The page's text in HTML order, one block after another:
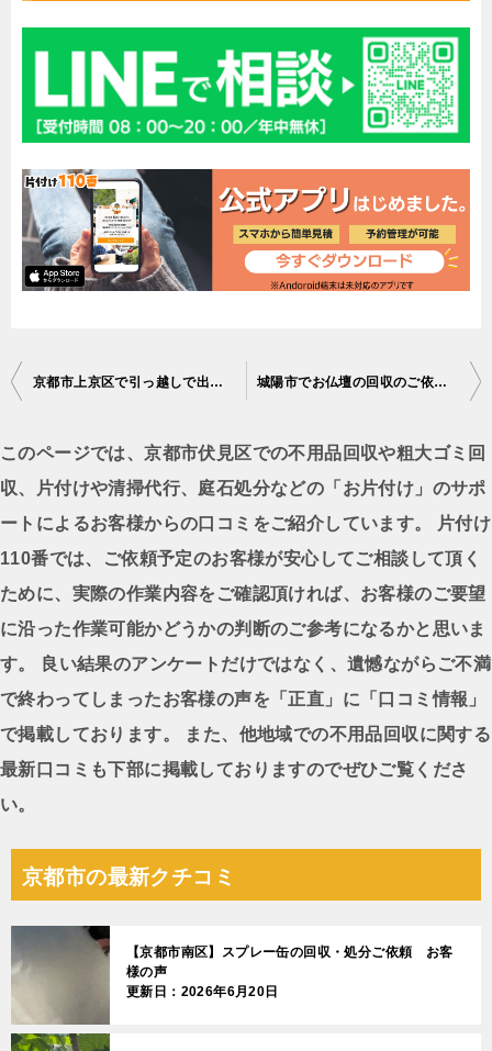
投
ナ
ビ
ゲ
ー
シ
ョ
ン
京都市上京区で引っ越しで出た不要家財の回収のご依頼 お客様の声 城陽市でお仏壇の回収のご依頼 お客様の声
このページでは、京都市伏見区での不用品回収や粗大ゴミ回
収、片付けや清掃代行、庭石処分などの「お片付け」のサポ
ートによるお客様からの口コミをご紹介しています。 片付け
110番では、ご依頼予定のお客様が安心してご相談して頂く
ために、実際の作業内容をご確認頂ければ、お客様のご要望
に沿った作業可能かどうかの判断のご参考になるかと思いま
す。 良い結果のアンケートだけではなく、遺憾ながらご不満
で終わってしまったお客様の声を「正直」に「口コミ情報」
で掲載しております。 また、他地域での不用品回収に関する
最新口コミも下部に掲載しておりますのでぜひご覧くださ
い。
京都市の最新クチコミ
【京都市南区】スプレー缶の回収・処分ご依頼 お客
様の声
更新日：2026年6月20日